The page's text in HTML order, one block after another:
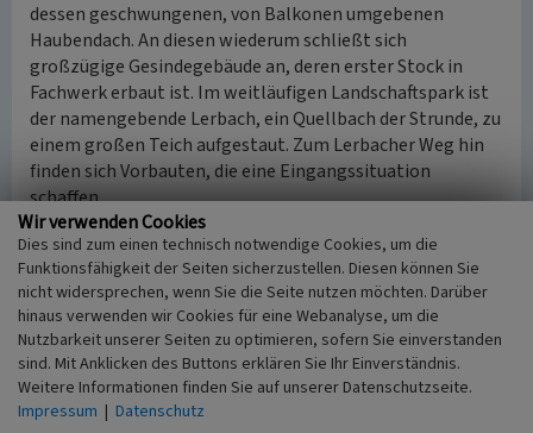
dessen geschwungenen, von Balkonen umgebenen
Haubendach. An diesen wiederum schließt sich
großzügige Gesindegebäude an, deren erster Stock in
Fachwerk erbaut ist. Im weitläufigen Landschaftspark ist
der namengebende Lerbach, ein Quellbach der Strunde, zu
einem großen Teich aufgestaut. Zum Lerbacher Weg hin
finden sich Vorbauten, die eine Eingangssituation
schaffen.
Im Park ist auch ein kleiner Steinbruch zu finden, der einen
Einblick in die Erdgeschichte gestattet. Aufgeschlossen
sind hier gefaltete Gesteinsschichten, die Hombacher
Schichten genannt werden. Ihren Namen haben sie nach
dem Hombachtal zwischen Herkenrath und
Herrenstrunden, wo diese Gesteine besonders gut
zugänglich und beobachtbar sind. Fossilien aus der Zeit
Wir verwenden Cookies
Dies sind zum einen technisch notwendige Cookies, um die
Funktionsfähigkeit der Seiten sicherzustellen. Diesen können Sie
nicht widersprechen, wenn Sie die Seite nutzen möchten. Darüber
hinaus verwenden wir Cookies für eine Webanalyse, um die
Nutzbarkeit unserer Seiten zu optimieren, sofern Sie einverstanden
sind. Mit Anklicken des Buttons erklären Sie Ihr Einverständnis.
Weitere Informationen finden Sie auf unserer Datenschutzseite.
Impressum | Datenschutz